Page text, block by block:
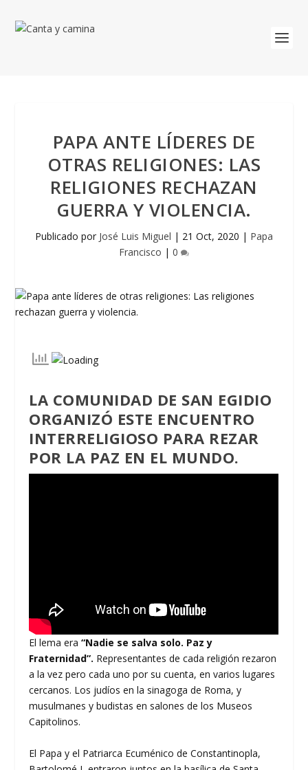
PAPA ANTE LÍDERES DE
OTRAS RELIGIONES: LAS
RELIGIONES RECHAZAN
GUERRA Y VIOLENCIA.
Publicado por José Luis Miguel | 21 Oct, 2020 | Papa
Francisco | 0
LA COMUNIDAD DE SAN EGIDIO
ORGANIZÓ ESTE ENCUENTRO
INTERRELIGIOSO PARA REZAR
POR LA PAZ EN EL MUNDO.
El lema era “Nadie se salva solo. Paz y
Fraternidad”. Representantes de cada religión rezaron
a la vez pero cada uno por su cuenta, en varios lugares
cercanos. Los judíos en la sinagoga de Roma, y
musulmanes y budistas en salones de los Museos
Capitolinos.
El Papa y el Patriarca Ecuménico de Constantinopla,